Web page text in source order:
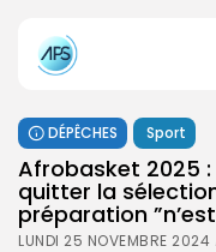
DÉPÊCHES Sport
Afrobasket 2025
quitter la
préparation
LUNDI 25 NOVEMBRE 2024